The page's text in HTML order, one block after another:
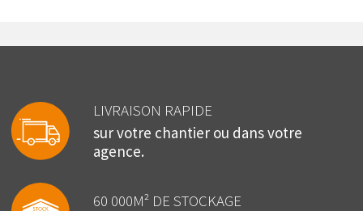
LIVRAISON RAPIDE
sur votre chantier ou dans votre
agence.
60 000M² DE STOCKAGE